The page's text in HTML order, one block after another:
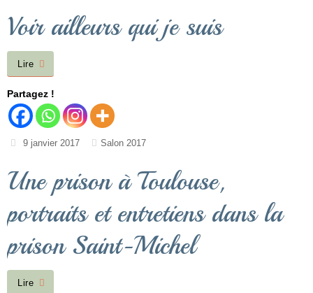
Voir ailleurs qui je suis
Lire
Partagez !
9 janvier 2017 Salon 2017
Une prison à Toulouse,
portraits et entretiens dans la
prison Saint-Michel
Lire